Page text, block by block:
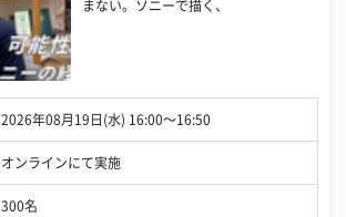
まない。ソニーで描く、
2026年08月19日(水) 16:00〜16:50
オンラインにて実施
300名